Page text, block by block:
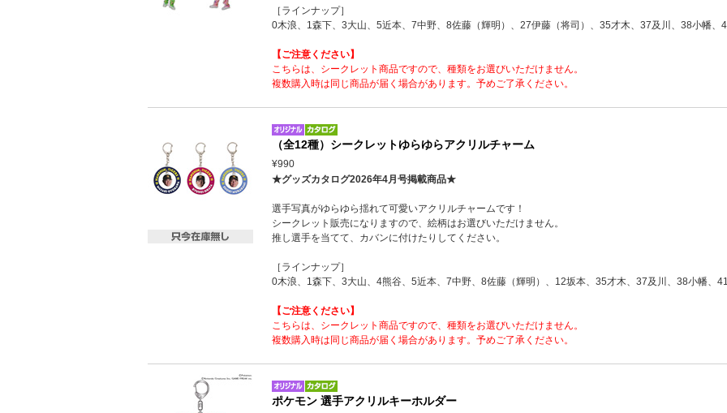
［ラインナップ］
0木浪、1森下、3大山、5近本、7中野、8佐藤（輝明）、27伊藤（将司）、35才木、37及川、38小幡、
【ご注意ください】
こちらは、シークレット商品ですので、種類をお選びいただけません。
複数購入時は同じ商品が届く場合があります。予めご了承ください。
（全12種）シークレットゆらゆらアクリルチャーム
¥990
★グッズカタログ2026年4月号掲載商品★
選手写真がゆらゆら揺れて可愛いアクリルチャームです！
シークレット販売になりますので、絵柄はお選びいただけません。
推し選手を当てて、カバンに付けたりしてください。
［ラインナップ］
0木浪、1森下、3大山、4熊谷、5近本、7中野、8佐藤（輝明）、12坂本、35才木、37及川、38小幡、
【ご注意ください】
こちらは、シークレット商品ですので、種類をお選びいただけません。
複数購入時は同じ商品が届く場合があります。予めご了承ください。
ポケモン 選手アクリルキーホルダー